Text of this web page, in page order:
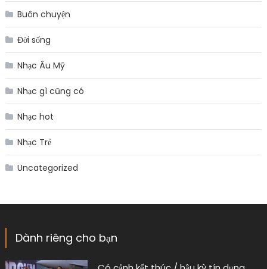
Buôn chuyện
Đời sống
Nhạc Âu Mỹ
Nhạc gì cũng có
Nhạc hot
Nhạc Trẻ
Uncategorized
Dành riêng cho bạn